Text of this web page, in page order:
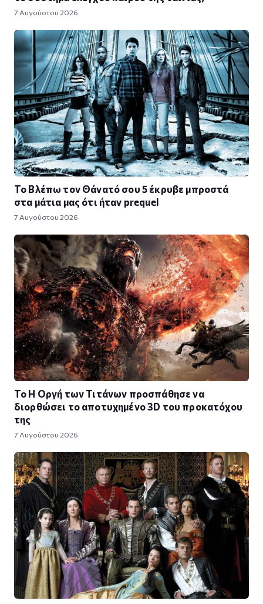
7 Αυγούστου 2026
Το Βλέπω τον Θάνατό σου 5 έκρυβε μπροστά
στα μάτια μας ότι ήταν prequel
7 Αυγούστου 2026
To Η Οργή των Τιτάνων προσπάθησε να
διορθώσει το αποτυχημένο 3D του προκατόχου
της
7 Αυγούστου 2026